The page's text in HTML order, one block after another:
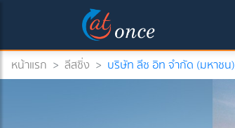
หน้าแรก > ลีสซิ่ง > บริษัท ลีซ อิท จำกัด (มหาชน)